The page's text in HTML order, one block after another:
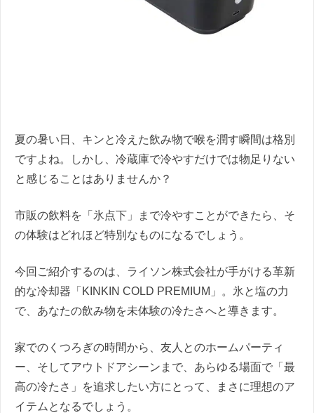
夏の暑い日、キンと冷えた飲み物で喉を潤す瞬間は格別
ですよね。しかし、冷蔵庫で冷やすだけでは物足りない
と感じることはありませんか？
市販の飲料を「氷点下」まで冷やすことができたら、そ
の体験はどれほど特別なものになるでしょう。
今回ご紹介するのは、ライソン株式会社が手がける革新
的な冷却器「KINKIN COLD PREMIUM」。氷と塩の力
で、あなたの飲み物を未体験の冷たさへと導きます。
家でのくつろぎの時間から、友人とのホームパーティ
ー、そしてアウトドアシーンまで、あらゆる場面で「最
高の冷たさ」を追求したい方にとって、まさに理想のア
イテムとなるでしょう。